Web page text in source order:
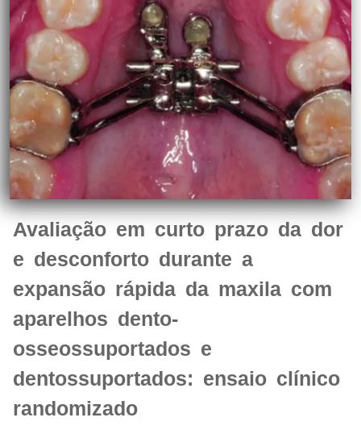
Avaliação em curto prazo da dor
e desconforto durante a
expansão rápida da maxila com
aparelhos dento-
osseossuportados e
dentossuportados: ensaio clínico
randomizado